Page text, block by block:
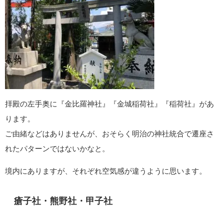
拝殿の左手奥に『金比羅神社』『金城稲荷社』『稲荷社』があ
ります。
ご由緒などはありませんが、おそらく明治の神社統合で遷座さ
れたパターンではないかなと。
境内にありますが、それぞれ空気感が違うように思います。
瘡子社・熊野社・甲子社